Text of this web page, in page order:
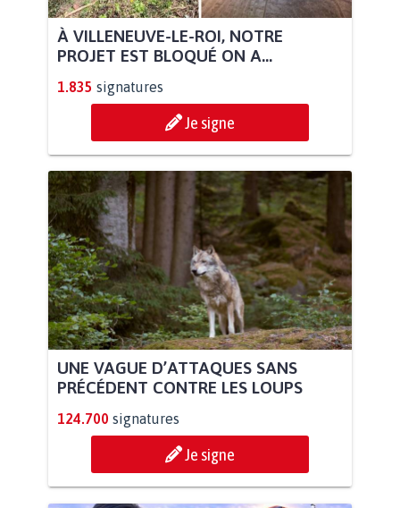
À VILLENEUVE-LE-ROI, NOTRE
PROJET EST BLOQUÉ ON A...
1.835 signatures
Je signe
UNE VAGUE D’ATTAQUES SANS
PRÉCÉDENT CONTRE LES LOUPS
124.700 signatures
Je signe